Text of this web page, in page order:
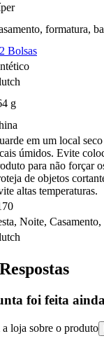
formatura,
Bolsas
g
em um local
úmidos. Evite
para não forçar
de objetos
altas temperaturas.
Noite, Casamento,
foi feita
loja sobre o produto